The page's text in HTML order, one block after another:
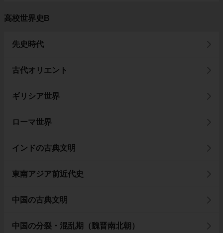
高校世界史B
先史時代
古代オリエント
ギリシア世界
ローマ世界
インドの古典文明
東南アジア前近代史
中国の古典文明
中国の分裂・混乱期（魏晋南北朝）